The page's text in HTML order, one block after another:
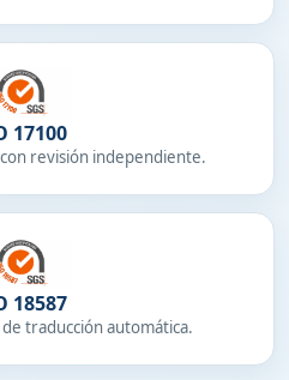
17100
revisión independiente.
18587
traducción automática.